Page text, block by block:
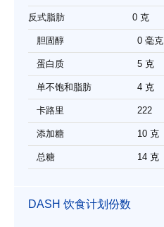
反式脂肪 0 克
胆固醇 0 毫克
蛋白质 5 克
单不饱和脂肪 4 克
卡路里 222
添加糖 10 克
总糖 14 克
DASH 饮食计划份数